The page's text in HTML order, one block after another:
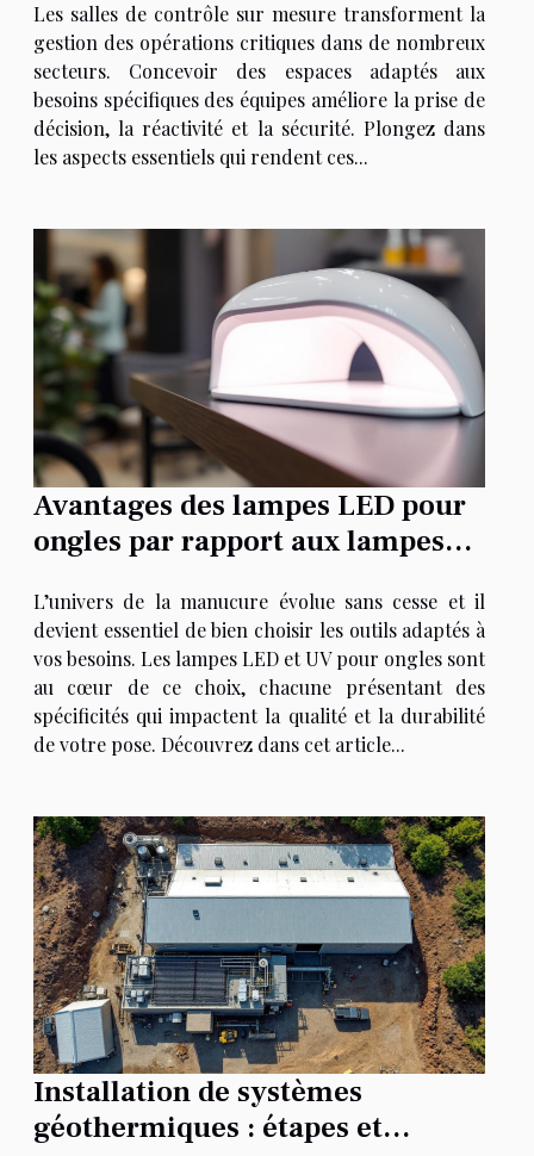
Les salles de contrôle sur mesure transforment la
gestion des opérations critiques dans de nombreux
secteurs. Concevoir des espaces adaptés aux
besoins spécifiques des équipes améliore la prise de
décision, la réactivité et la sécurité. Plongez dans
les aspects essentiels qui rendent ces...
Avantages des lampes LED pour
ongles par rapport aux lampes
L’univers de la manucure évolue sans cesse et il
devient essentiel de bien choisir les outils adaptés à
vos besoins. Les lampes LED et UV pour ongles sont
au cœur de ce choix, chacune présentant des
spécificités qui impactent la qualité et la durabilité
de votre pose. Découvrez dans cet article...
Installation de systèmes
géothermiques : étapes et